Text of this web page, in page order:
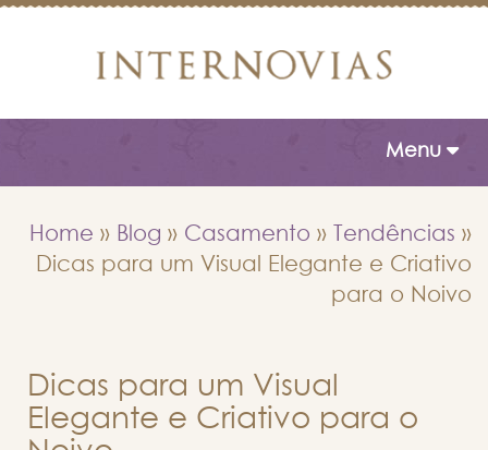
Toggle
Menu
Home » Blog » Casamento » Tendências »
Dicas para um Visual Elegante e Criativo
para o Noivo
Dicas para um Visual
Elegante e Criativo para o